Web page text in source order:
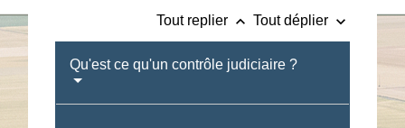
Tout replier keyboard_arrow_up Tout déplier keyboard_arrow_down
Qu'est ce qu'un contrôle judiciaire ?